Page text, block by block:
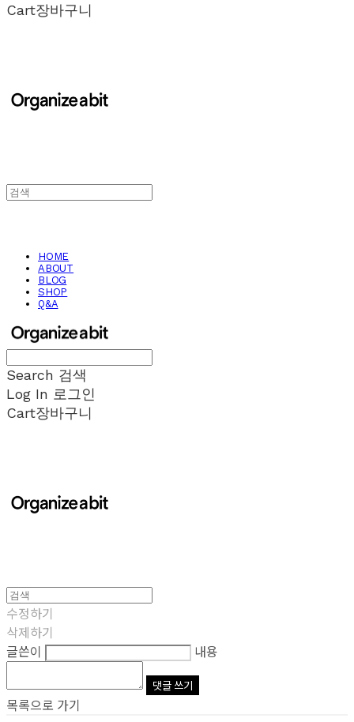
Cart장바구니
HOME
ABOUT
BLOG
SHOP
Q&A
Search 검색
Log In 로그인
Cart장바구니
수정하기
삭제하기
글쓴이
내용
댓글 쓰기
목록으로 가기